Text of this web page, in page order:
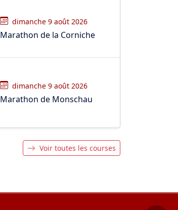
dimanche 9 août 2026
Marathon de la Corniche
dimanche 9 août 2026
Marathon de Monschau
Voir toutes les courses